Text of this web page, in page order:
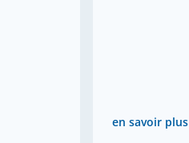
en savoir plus